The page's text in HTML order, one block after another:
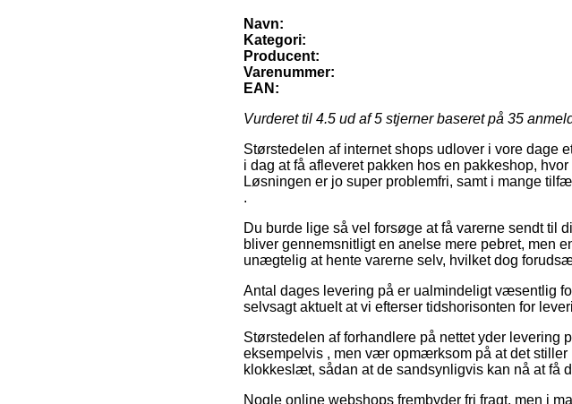
Navn:
Kategori:
Producent:
Varenummer:
EAN:
Vurderet til 4.5 ud af 5 stjerner baseret på 35
Størstedelen af internet shops udlover i vore dage
i dag at få afleveret pakken hos en pakkeshop,
Løsningen er jo super problemfri, samt i mange
.
Du burde lige så vel forsøge at få varerne sendt til
bliver gennemsnitligt en anelse mere pebret, men
unægtelig at hente varerne selv, hvilket dog
Antal dages levering på er ualmindeligt væsentlig
selvsagt aktuelt at vi efterser tidshorisonten for
Størstedelen af forhandlere på nettet yder
eksempelvis , men vær opmærksom på at det
klokkeslæt, sådan at de sandsynligvis kan nå at få
Nogle online webshops frembyder fri fragt, men i